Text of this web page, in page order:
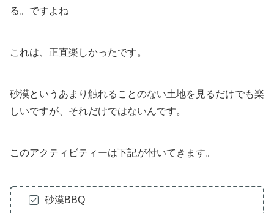
る。ですよね
これは、正直楽しかったです。
砂漠というあまり触れることのない土地を見るだけでも楽
しいですが、それだけではないんです。
このアクティビティーは下記が付いてきます。
砂漠BBQ